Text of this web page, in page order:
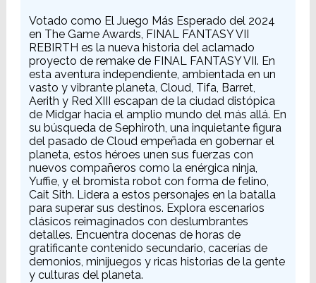
Votado como El Juego Más Esperado del 2024
en The Game Awards, FINAL FANTASY VII
REBIRTH es la nueva historia del aclamado
proyecto de remake de FINAL FANTASY VII. En
esta aventura independiente, ambientada en un
vasto y vibrante planeta, Cloud, Tifa, Barret,
Aerith y Red XIII escapan de la ciudad distópica
de Midgar hacia el amplio mundo del más allá. En
su búsqueda de Sephiroth, una inquietante figura
del pasado de Cloud empeñada en gobernar el
planeta, estos héroes unen sus fuerzas con
nuevos compañeros como la enérgica ninja,
Yuffie, y el bromista robot con forma de felino,
Cait Sith. Lidera a estos personajes en la batalla
para superar sus destinos. Explora escenarios
clásicos reimaginados con deslumbrantes
detalles. Encuentra docenas de horas de
gratificante contenido secundario, cacerías de
demonios, minijuegos y ricas historias de la gente
y culturas del planeta.